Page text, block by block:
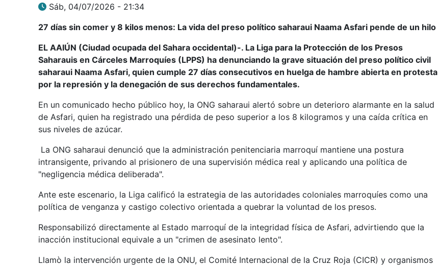
Sáb, 04/07/2026 - 21:34
27 días sin comer y 8 kilos menos: La vida del preso político saharaui Naama Asfari pende de un hilo
EL AAIÚN (Ciudad ocupada del Sahara occidental)-. La Liga para la Protección de los Presos
Saharauis en Cárceles Marroquíes (LPPS) ha denunciando la grave situación del preso político civil
saharaui Naama Asfari, quien cumple 27 días consecutivos en huelga de hambre abierta en protesta
por la represión y la denegación de sus derechos fundamentales.
En un comunicado hecho público hoy, la ONG saharaui alertó sobre un deterioro alarmante en la salud
de Asfari, quien ha registrado una pérdida de peso superior a los 8 kilogramos y una caída crítica en
sus niveles de azúcar.
La ONG saharaui denunció que la administración penitenciaria marroquí mantiene una postura
intransigente, privando al prisionero de una supervisión médica real y aplicando una política de
"negligencia médica deliberada".
Ante este escenario, la Liga calificó la estrategia de las autoridades coloniales marroquíes como una
política de venganza y castigo colectivo orientada a quebrar la voluntad de los presos.
Responsabilizó directamente al Estado marroquí de la integridad física de Asfari, advirtiendo que la
inacción institucional equivale a un "crimen de asesinato lento".
Llamò la intervención urgente de la ONU, el Comité Internacional de la Cruz Roja (CICR) y organismos